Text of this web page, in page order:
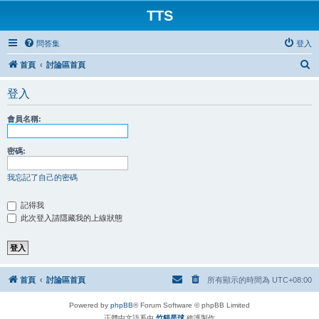
TTS
問答集 登入
首頁 討論區首頁
登入
會員名稱:
密碼:
我忘記了自己的密碼
記得我
此次登入請隱藏我的上線狀態
首頁 討論區首頁 所有顯示的時間為 UTC+08:00
Powered by phpBB® Forum Software © phpBB Limited